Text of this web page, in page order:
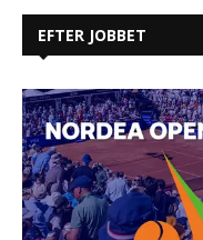
EFTER JOBBET